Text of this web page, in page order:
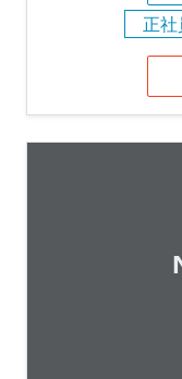
正社